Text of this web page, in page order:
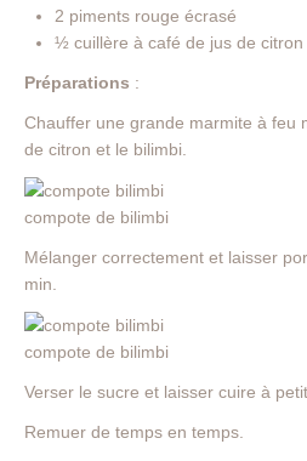
2 piments rouge écrasé
½ cuillère à café de jus de citron
Préparations :
Chauffer une grande marmite à feu
de citron et le bilimbi.
compote de bilimbi
Mélanger correctement et laisser
min.
compote de bilimbi
Verser le sucre et laisser cuire à
Remuer de temps en temps.